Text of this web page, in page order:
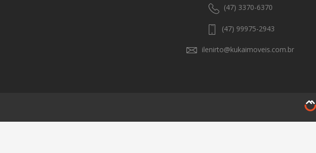
(47) 3370-6370
(47) 99975-2943
ilenirto@kukaimoveis.com.br